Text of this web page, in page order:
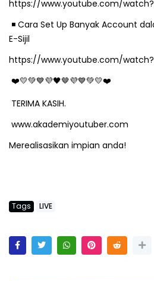
https://www.youtube.com/
◾ Cara Set Up Banyak Account
E-Sijil
https://www.youtube.com/
❤💛💚💙💜🖤🤎💜💙💚💛❤
TERIMA KASIH.
www.akademiyoutuber.com
Merealisasikan impian anda!
Tags LIVE